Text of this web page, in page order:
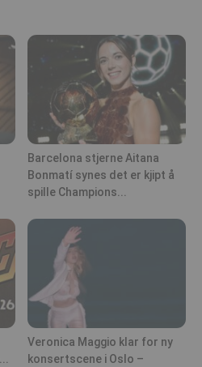
Barcelona stjerne Aitana
Bonmatí synes det er kjipt å
spille Champions...
Veronica Maggio klar for ny
konsertscene i Oslo –